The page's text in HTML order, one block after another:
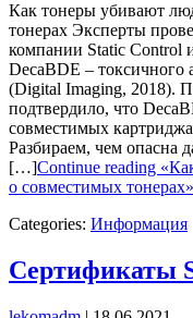
Как тонеры убивают
тонерах Эксперты
компании Static Control
DecaBDE –
(Digital Imaging, 2018).
подтвердило, что
совместимых
Разбираем, чем опасна
[…]Continue reading
о совместимых тонерах»
Categories: Информация
Сертификаты